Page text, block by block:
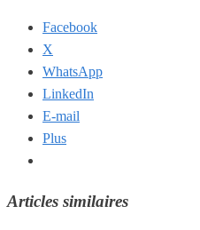
Facebook
X
WhatsApp
LinkedIn
E-mail
Plus
Articles similaires